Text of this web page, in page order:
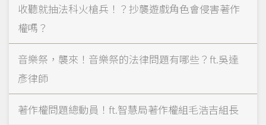
收聽就抽法科火槍兵！？抄襲遊戲角色會侵害著作
權嗎？
音樂祭，襲來！音樂祭的法律問題有哪些？ft.吳達
彥律師
著作權問題總動員！ft.智慧局著作權組毛浩吉組長